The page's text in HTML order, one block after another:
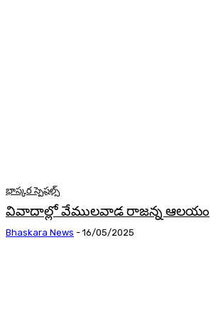
భాస్కర స్పెషల్స్
వివాదాల్లో వేములవాడ రాజన్న ఆలయం
Bhaskara News - 16/05/2025